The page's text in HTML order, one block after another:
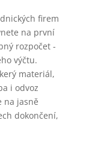
firem
na první
rozpočet -
výčtu.
materiál,
i odvoz
na jasně
dokončení,